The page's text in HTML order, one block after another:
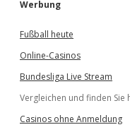
Werbung
Fußball heute
Online-Casinos
Bundesliga Live Stream
Vergleichen und finden Sie
Casinos ohne Anmeldung